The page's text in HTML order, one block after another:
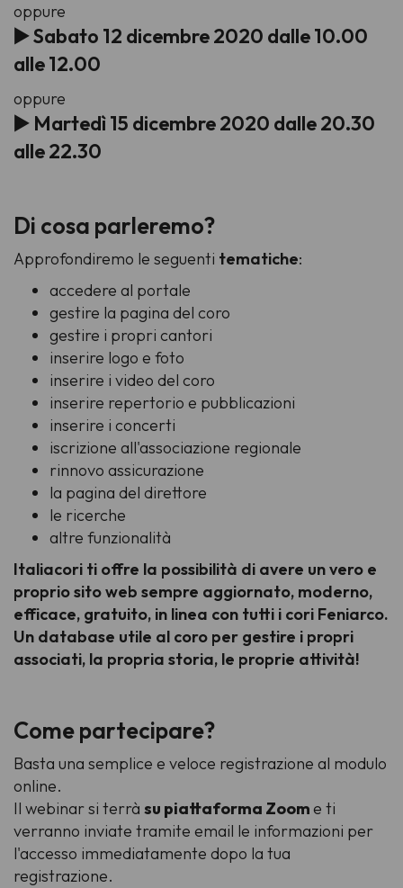
oppure
▶️ Sabato 12 dicembre 2020 dalle 10.00
alle 12.00
oppure
▶️ Martedì 15 dicembre 2020 dalle 20.30
alle 22.30
Di cosa parleremo?
Approfondiremo le seguenti tematiche:
accedere al portale
gestire la pagina del coro
gestire i propri cantori
inserire logo e foto
inserire i video del coro
inserire repertorio e pubblicazioni
inserire i concerti
iscrizione all'associazione regionale
rinnovo assicurazione
la pagina del direttore
le ricerche
altre funzionalità
Italiacori ti offre la possibilità di avere un vero e
proprio sito web sempre aggiornato, moderno,
efficace, gratuito, in linea con tutti i cori Feniarco.
Un database utile al coro per gestire i propri
associati, la propria storia, le proprie attività!
Come partecipare?
Basta una semplice e veloce registrazione al modulo
online.
Il webinar si terrà su piattaforma Zoome ti
verranno inviate tramite email le informazioni per
l'accesso immediatamente dopo la tua
registrazione.